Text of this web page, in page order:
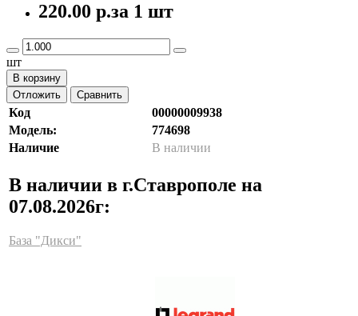
220.00 р.за 1 шт
шт
В корзину
Отложить
Сравнить
Код
00000009938
Модель:
774698
Наличие
В наличии
В наличии в г.Ставрополе на
07.08.2026г:
База "Дикси"